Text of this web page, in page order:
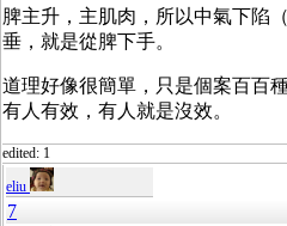
脾主升，主肌肉，所以中氣下陷
垂，就是從脾下手。
道理好像很簡單，只是個案百百
有人有效，有人就是沒效。
edited: 1
eliu
7